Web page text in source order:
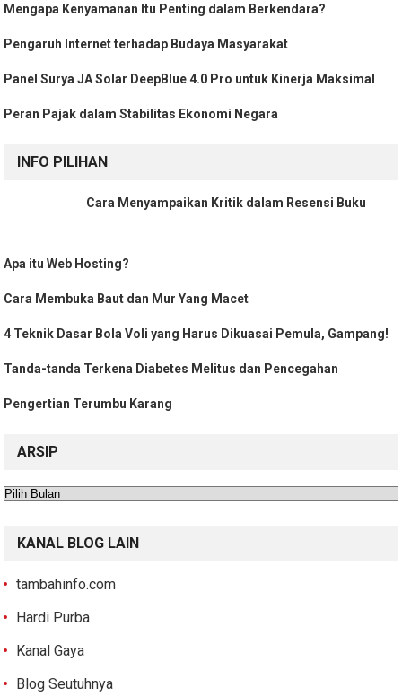
Mengapa Kenyamanan Itu Penting dalam Berkendara?
Pengaruh Internet terhadap Budaya Masyarakat
Panel Surya JA Solar DeepBlue 4.0 Pro untuk Kinerja Maksimal
Peran Pajak dalam Stabilitas Ekonomi Negara
INFO PILIHAN
Cara Menyampaikan Kritik dalam Resensi Buku
Apa itu Web Hosting?
Cara Membuka Baut dan Mur Yang Macet
4 Teknik Dasar Bola Voli yang Harus Dikuasai Pemula, Gampang!
Tanda-tanda Terkena Diabetes Melitus dan Pencegahan
Pengertian Terumbu Karang
ARSIP
Arsip
KANAL BLOG LAIN
tambahinfo.com
Hardi Purba
Kanal Gaya
Blog Seutuhnya